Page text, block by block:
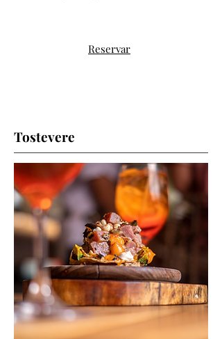
Reservar
Tostevere